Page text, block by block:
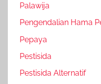
Palawija
Pengendalian Hama
Pepaya
Pestisida
Pestisida Alternatif